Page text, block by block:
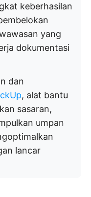
keberhasilan
yang
dokumentasi
dan
, alat bantu
sasaran,
umpan
lancar